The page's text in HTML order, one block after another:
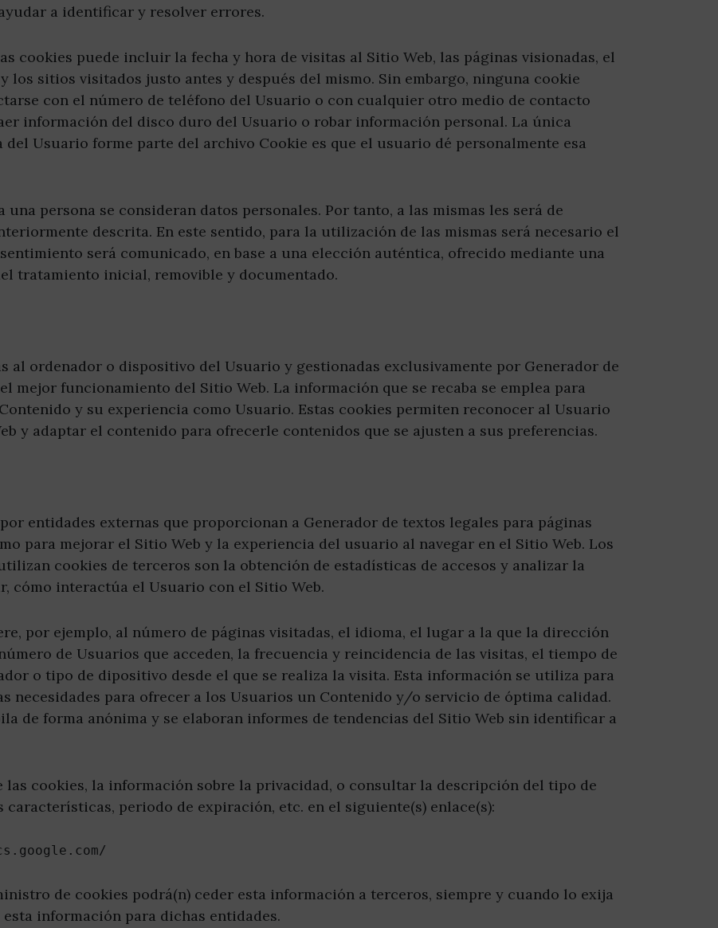
a identificar y resolver errores.
cookies puede incluir la fecha y hora de visitas al Sitio Web, las páginas visionadas, el
los sitios visitados justo antes y después del mismo. Sin embargo, ninguna cookie
con el número de teléfono del Usuario o con cualquier otro medio de contacto
información del disco duro del Usuario o robar información personal. La única
Usuario forme parte del archivo Cookie es que el usuario dé personalmente esa
persona se consideran datos personales. Por tanto, a las mismas les será de
descrita. En este sentido, para la utilización de las mismas será necesario el
será comunicado, en base a una elección auténtica, ofrecido mediante una
tratamiento inicial, removible y documentado.
al ordenador o dispositivo del Usuario y gestionadas exclusivamente por Generador de
mejor funcionamiento del Sitio Web. La información que se recaba se emplea para
y su experiencia como Usuario. Estas cookies permiten reconocer al Usuario
y adaptar el contenido para ofrecerle contenidos que se ajusten a sus preferencias.
entidades externas que proporcionan a Generador de textos legales para páginas
para mejorar el Sitio Web y la experiencia del usuario al navegar en el Sitio Web. Los
cookies de terceros son la obtención de estadísticas de accesos y analizar la
cómo interactúa el Usuario con el Sitio Web.
por ejemplo, al número de páginas visitadas, el idioma, el lugar a la que la dirección
de Usuarios que acceden, la frecuencia y reincidencia de las visitas, el tiempo de
o tipo de dipositivo desde el que se realiza la visita. Esta información se utiliza para
necesidades para ofrecer a los Usuarios un Contenido y/o servicio de óptima calidad.
de forma anónima y se elaboran informes de tendencias del Sitio Web sin identificar a
las cookies, la información sobre la privacidad, o consultar la descripción del tipo de
periodo de expiración, etc. en el siguiente(s) enlace(s):
de cookies podrá(n) ceder esta información a terceros, siempre y cuando lo exija
información para dichas entidades.